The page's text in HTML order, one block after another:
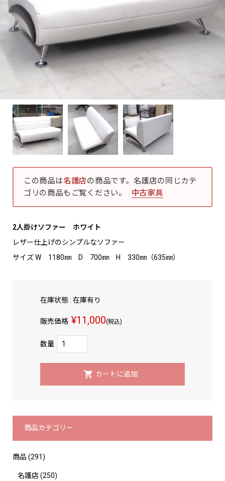
この商品は名護店の商品です。名護店の同じカテ
ゴリの商品もご覧ください。
中古家具
2人掛けソファー ホワイト
レザー仕上げのシンプルなソファー
サイズ W 1180㎜ D 700㎜ H 330㎜（635㎜）
在庫状態 : 在庫有り
販売価格 ¥11,000(税込)
数量
商品カテゴリー
商品 (291)
名護店(250)